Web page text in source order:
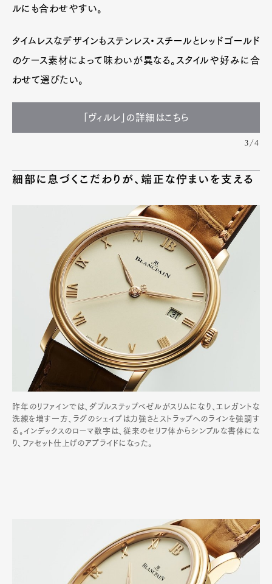
ルにも合わせやすい。
タイムレスなデザインもステンレス・スチールとレッドゴールド
のケース素材によって味わいが異なる。スタイルや好みに合
わせて選びたい。
「ヴィルレ」の詳細はこちら
3/4
細部に息づくこだわりが、端正な佇まいを支える
昨年のリファインでは、ダブルステップベゼルがスリムになり、エレガントな
洗練を増す一方、ラグのシェイプは力強さとストラップへのラインを強調す
る。インデックスのローマ数字は、従来のセリフ体からシンプルな書体にな
り、ファセット仕上げのアプライドになった。